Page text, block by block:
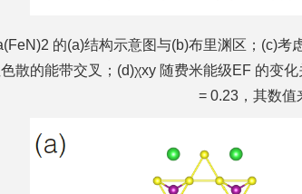
的(a)结构示意图与(b)布里渊区；(c)
散的能带交叉；(d)χxy 随费米能级EF 的变
= 0.23，其数值